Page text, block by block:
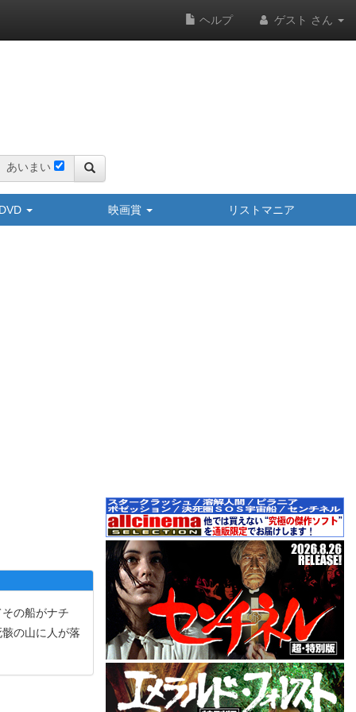
ヘルプ ゲスト さん
あいまい
映画賞 リストマニア
の船がナチ
の山に人が落